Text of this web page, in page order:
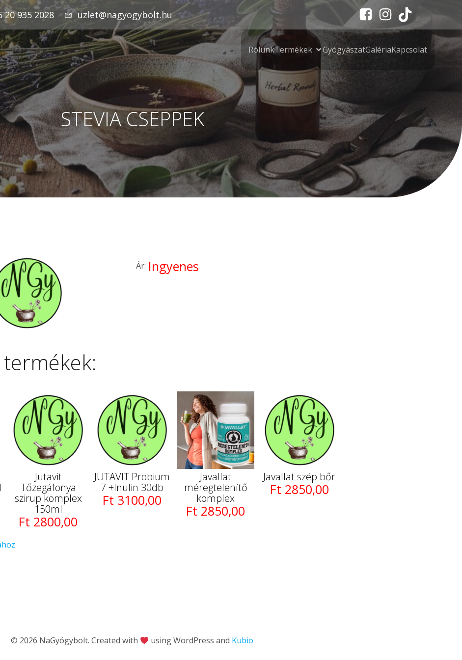
20 935 2028 uzlet@nagyogybolt.hu
RólunkTermékek GyógyászatGalériaKapcsolat
STEVIA CSEPPEK
Ár: Ingyenes
Jutavit
Tőzegáfonya
szirup komplex
150ml
Ft 2800,00
JUTAVIT Probium
7 +Inulin 30db
Ft 3100,00
Javallat
méregtelenítő
komplex
Ft 2850,00
Javallat szép bőr
Ft 2850,00
© 2026 NaGyógybolt. Created with using WordPress and Kubio